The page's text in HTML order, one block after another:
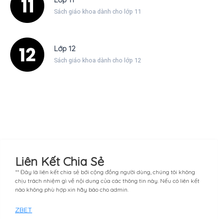
Sách giáo khoa dành cho lớp 11
Lớp 12
Sách giáo khoa dành cho lớp 12
Liên Kết Chia Sẻ
** Đây là liên kết chia sẻ bới cộng đồng người dùng, chúng tôi không
chịu trách nhiệm gì về nội dung của các thông tin này. Nếu có liên kết
nào không phù hợp xin hãy báo cho admin.
ZBET